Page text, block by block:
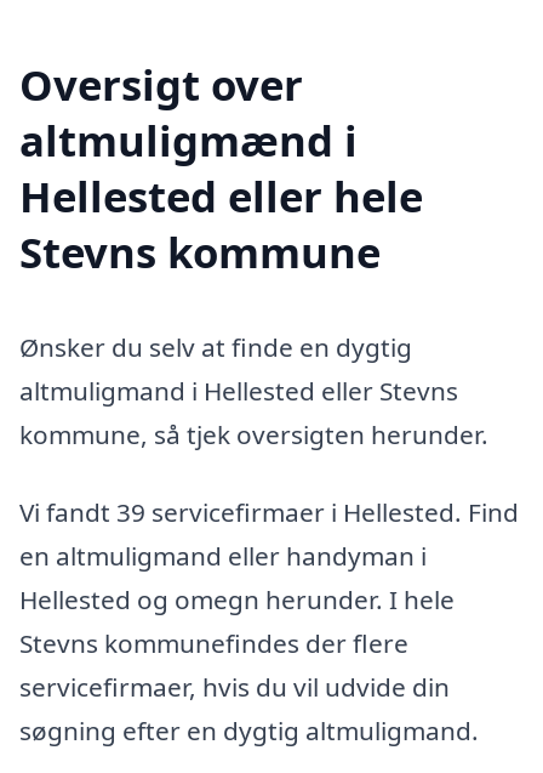
Oversigt over
altmuligmænd i
Hellested eller hele
Stevns kommune
Ønsker du selv at finde en dygtig
altmuligmand i Hellested eller Stevns
kommune, så tjek oversigten herunder.
Vi fandt 39 servicefirmaer i Hellested. Find
en altmuligmand eller handyman i
Hellested og omegn herunder. I hele
Stevns kommunefindes der flere
servicefirmaer, hvis du vil udvide din
søgning efter en dygtig altmuligmand.